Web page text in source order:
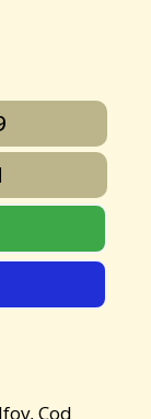
Cod